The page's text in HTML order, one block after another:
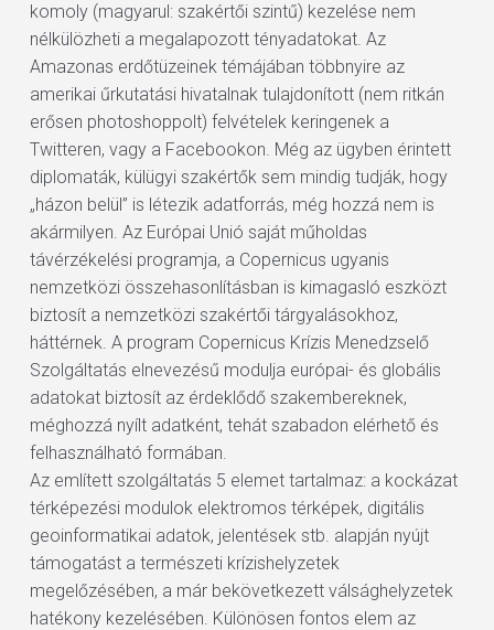
komoly (magyarul: szakértői szintű) kezelése nem
nélkülözheti a megalapozott tényadatokat. Az
Amazonas erdőtüzeinek témájában többnyire az
amerikai űrkutatási hivatalnak tulajdonított (nem ritkán
erősen photoshoppolt) felvételek keringenek a
Twitteren, vagy a Facebookon. Még az ügyben érintett
diplomaták, külügyi szakértők sem mindig tudják, hogy
„házon belül” is létezik adatforrás, még hozzá nem is
akármilyen. Az Európai Unió saját műholdas
távérzékelési programja, a Copernicus ugyanis
nemzetközi összehasonlításban is kimagasló eszközt
biztosít a nemzetközi szakértői tárgyalásokhoz,
háttérnek. A program Copernicus Krízis Menedzselő
Szolgáltatás elnevezésű modulja európai- és globális
adatokat biztosít az érdeklődő szakembereknek,
méghozzá nyílt adatként, tehát szabadon elérhető és
felhasználható formában.
Az említett szolgáltatás 5 elemet tartalmaz: a kockázat
térképezési modulok elektromos térképek, digitális
geoinformatikai adatok, jelentések stb. alapján nyújt
támogatást a természeti krízishelyzetek
megelőzésében, a már bekövetkezett válsághelyzetek
hatékony kezelésében. Különösen fontos elem az